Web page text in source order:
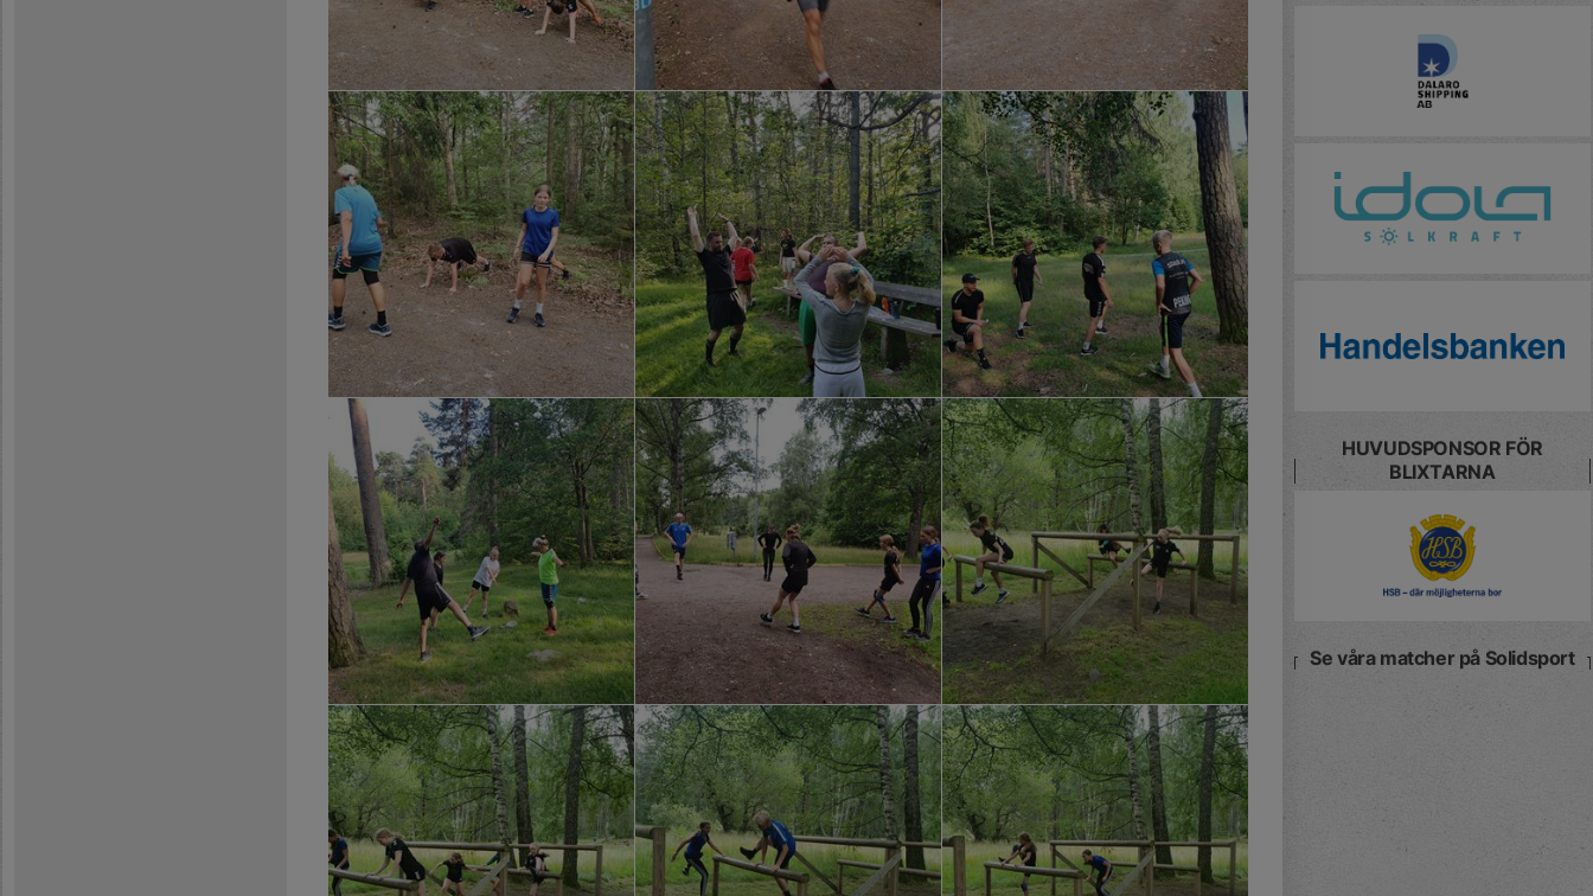
HUVUDSPONSOR FÖR
BLIXTARNA
Se våra matcher på Solidsport